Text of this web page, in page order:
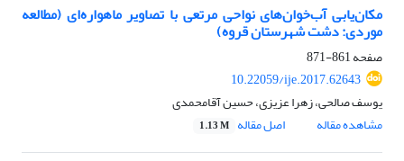
مکان‌یابی آب‌خوان‌های نواحی مرتعی با تصاویر ماهواره‌ای (مطالعه
موردی: دشت شهرستان قروه)
صفحه861-871
10.22059/ije.2017.62643
یوسف صالحی، زهرا عزیزی، حسین آقامحمدی
مشاهده مقاله
اصل مقاله 1.13 M